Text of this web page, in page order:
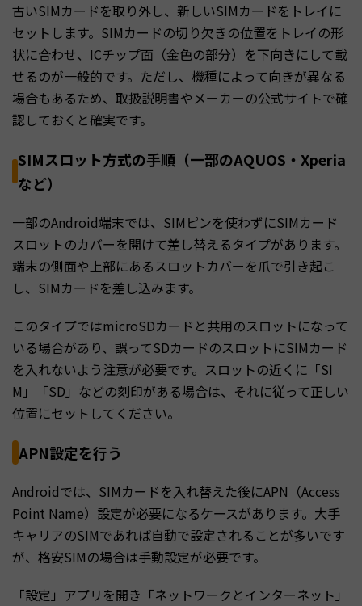
古いSIMカードを取り外し、新しいSIMカードをトレイに
セットします。SIMカードの切り欠きの位置をトレイの形
状に合わせ、ICチップ面（金色の部分）を下向きにして載
せるのが一般的です。ただし、機種によって向きが異なる
場合もあるため、取扱説明書やメーカーの公式サイトで確
認しておくと確実です。
SIMスロット方式の手順（一部のAQUOS・Xperia
など）
一部のAndroid端末では、SIMピンを使わずにSIMカード
スロットのカバーを開けて差し替えるタイプがあります。
端末の側面や上部にあるスロットカバーを爪で引き起こ
し、SIMカードを差し込みます。
このタイプではmicroSDカードと共用のスロットになって
いる場合があり、誤ってSDカードのスロットにSIMカード
を入れないよう注意が必要です。スロットの近くに「SI
M」「SD」などの刻印がある場合は、それに従って正しい
位置にセットしてください。
APN設定を行う
Androidでは、SIMカードを入れ替えた後にAPN（Access
Point Name）設定が必要になるケースがあります。大手
キャリアのSIMであれば自動で設定されることが多いです
が、格安SIMの場合は手動設定が必要です。
「設定」アプリを開き「ネットワークとインターネット」